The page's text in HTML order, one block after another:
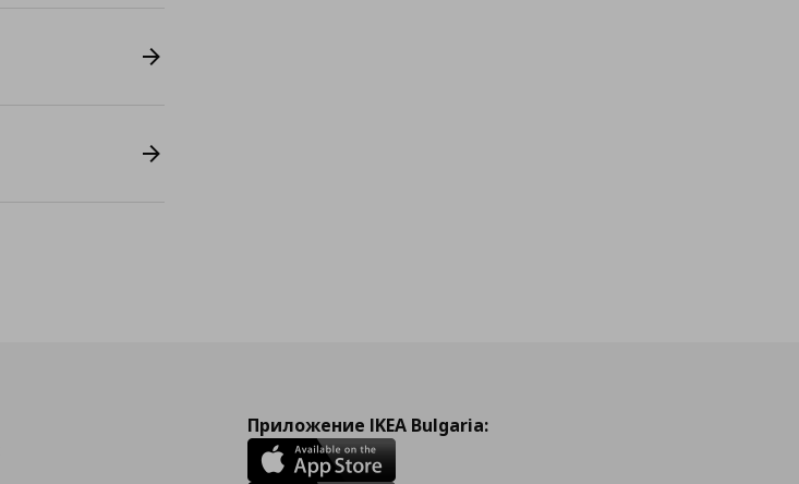
Приложение IKEA Bulgaria: